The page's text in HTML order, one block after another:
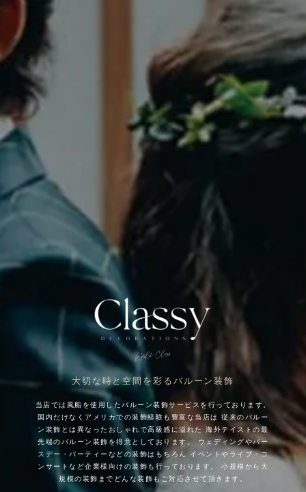
大切な時と空間を彩るバルーン装飾
当店では風船を使用したバルーン装飾サービスを行っております。
国内だけなくアメリカでの装飾経験も豊富な当店は
従来のバルー
ン装飾とは異なったおしゃれで高級感に溢れた
海外テイストの最
先端のバルーン装飾を得意としております。
ウェディングやバー
スデー・パーティーなどの装飾はもちろん
イベントやライブ・コ
ンサートなど企業様向けの装飾も行っております。
小規模から大
規模の装飾までどんな装飾もご対応させて頂きます。